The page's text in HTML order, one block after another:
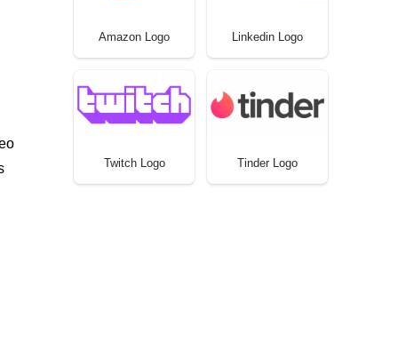
Amazon Logo Linkedin Logo
Twitch Logo Tinder Logo